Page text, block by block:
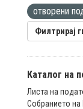
отворени
Филтрирај
Каталог на
Листа на
Собранието на